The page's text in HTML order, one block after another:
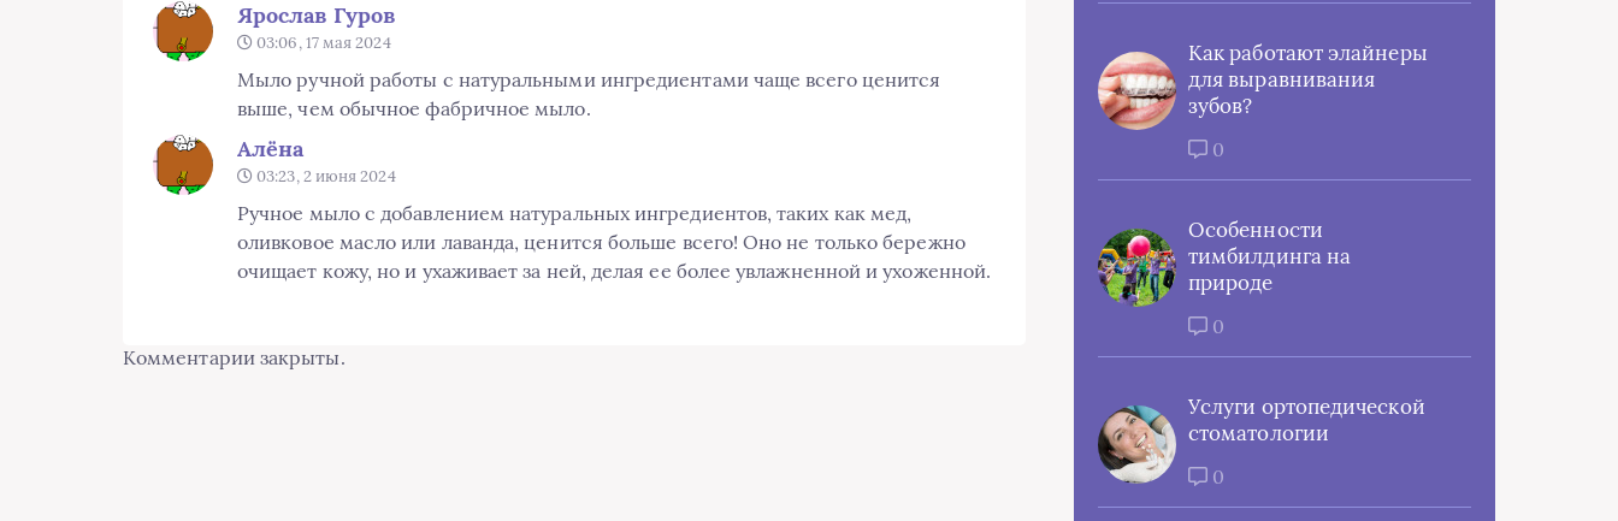
Ярослав Гуров
03:06, 17 мая 2024
Мыло ручной работы с натуральными ингредиентами чаще всего ценится
выше, чем обычное фабричное мыло.
Алёна
03:23, 2 июня 2024
Ручное мыло с добавлением натуральных ингредиентов, таких как мед,
оливковое масло или лаванда, ценится больше всего! Оно не только бережно
очищает кожу, но и ухаживает за ней, делая ее более увлажненной и ухоженной.
Комментарии закрыты.
Как работают элайнеры
для выравнивания
зубов?
0
Особенности
тимбилдинга на
природе
0
Услуги ортопедической
стоматологии
0